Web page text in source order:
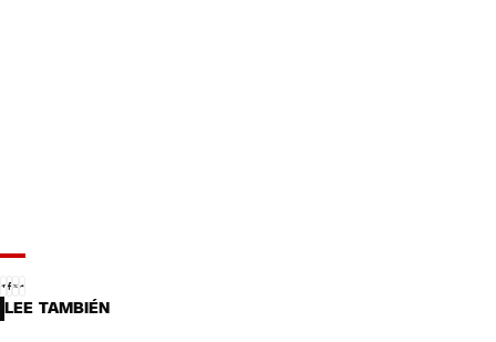
LEE TAMBIÉN